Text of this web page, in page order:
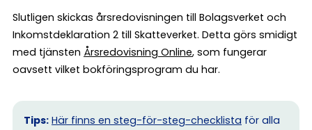
Slutligen skickas årsredovisningen till Bolagsverket och
Inkomstdeklaration 2 till Skatteverket. Detta görs smidigt
med tjänsten Årsredovisning Online, som fungerar
oavsett vilket bokföringsprogram du har.
Tips: Här finns en steg-för-steg-checklista för alla